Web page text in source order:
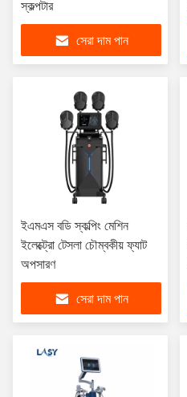
স্কল্পটার
সেরা দাম পান
ইএমএস বডি স্কল্পিং মেশিন
ইলেক্ট্রো টেসলা চৌম্বকীয় ফ্যাট
অপসারণ
সেরা দাম পান